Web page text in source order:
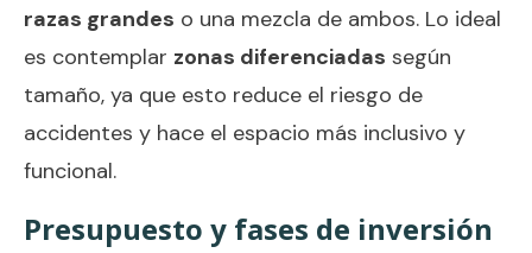
razas grandes o una mezcla de ambos. Lo ideal
es contemplar zonas diferenciadas según
tamaño, ya que esto reduce el riesgo de
accidentes y hace el espacio más inclusivo y
funcional.
Presupuesto y fases de inversión